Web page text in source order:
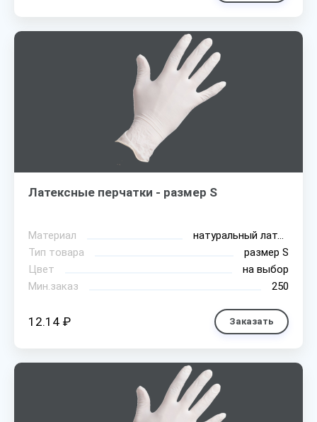
Латексные перчатки - размер S
Материал
натуральный латекс
Тип товара
размер S
Цвет
на выбор
Мин.заказ
250
12.14 ₽ Заказать